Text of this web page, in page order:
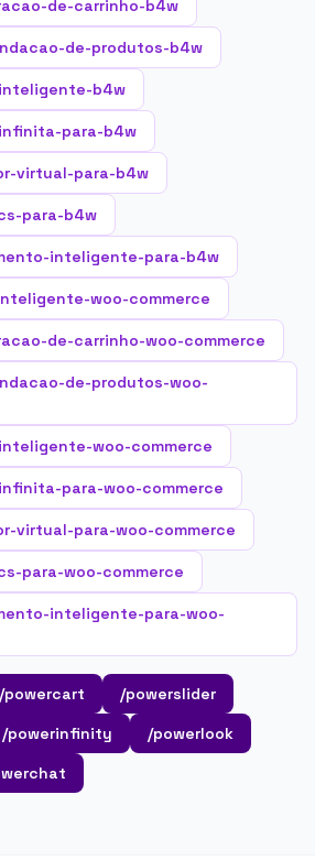
de-carrinho-b4w
de-produtos-b4w
b4w
para-b4w
virtual-para-b4w
para-b4w
inteligente-para-b4w
woo-commerce
de-carrinho-woo-commerce
de-produtos-woo-
woo-commerce
para-woo-commerce
virtual-para-woo-commerce
para-woo-commerce
inteligente-para-woo-
/powercart
/powerslider
/powerinfinity
/powerlook